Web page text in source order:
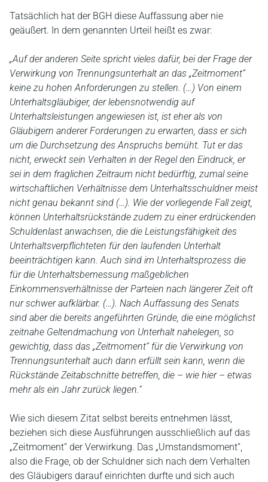
Tatsächlich hat der BGH diese Auffassung aber nie
geäußert. In dem genannten Urteil heißt es zwar:
„Auf der anderen Seite spricht vieles dafür, bei der Frage der
Verwirkung von Trennungsunterhalt an das „Zeitmoment“
keine zu hohen Anforderungen zu stellen. (…) Von einem
Unterhaltsgläubiger, der lebensnotwendig auf
Unterhaltsleistungen angewiesen ist, ist eher als von
Gläubigern anderer Forderungen zu erwarten, dass er sich
um die Durchsetzung des Anspruchs bemüht. Tut er das
nicht, erweckt sein Verhalten in der Regel den Eindruck, er
sei in dem fraglichen Zeitraum nicht bedürftig, zumal seine
wirtschaftlichen Verhältnisse dem Unterhaltsschuldner meist
nicht genau bekannt sind (…). Wie der vorliegende Fall zeigt,
können Unterhaltsrückstände zudem zu einer erdrückenden
Schuldenlast anwachsen, die die Leistungsfähigkeit des
Unterhaltsverpflichteten für den laufenden Unterhalt
beeinträchtigen kann. Auch sind im Unterhaltsprozess die
für die Unterhaltsbemessung maßgeblichen
Einkommensverhältnisse der Parteien nach längerer Zeit oft
nur schwer aufklärbar. (…). Nach Auffassung des Senats
sind aber die bereits angeführten Gründe, die eine möglichst
zeitnahe Geltendmachung von Unterhalt nahelegen, so
gewichtig, dass das „Zeitmoment“ für die Verwirkung von
Trennungsunterhalt auch dann erfüllt sein kann, wenn die
Rückstände Zeitabschnitte betreffen, die – wie hier – etwas
mehr als ein Jahr zurück liegen.“
Wie sich diesem Zitat selbst bereits entnehmen lässt,
beziehen sich diese Ausführungen ausschließlich auf das
„Zeitmoment“ der Verwirkung. Das „Umstandsmoment“,
also die Frage, ob der Schuldner sich nach dem Verhalten
des Gläubigers darauf einrichten durfte und sich auch